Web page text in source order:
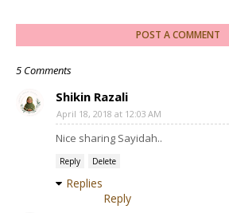
POST A COMMENT
5 Comments
Shikin Razali
April 18, 2018 at 12:03 AM
Nice sharing Sayidah..
Reply Delete
Replies
Reply